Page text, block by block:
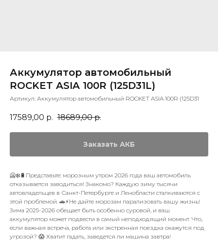
Аккумулятор автомобильный
ROCKET ASIA 100R (125D31L)
Артикул: Аккумулятор автомобильный ROCKET ASIA 100R (125D31
17589,00 р. 18689,00 р.
Заказать АКБ
🥶❄️🔋Представьте: морозным утром 2026 года ваш автомобиль
отказывается заводиться! Знакомо? Каждую зиму тысячи
автовладельцев в Санкт-Петербурге и Ленобласти сталкиваются с
этой проблемой. 🚗⚡️Не дайте морозам парализовать вашу жизнь!
Зима 2025-2026 обещает быть особенно суровой, и ваш
аккумулятор может подвести в самый неподходящий момент. Что,
если важная встреча, работа или экстренная поездка окажутся под
угрозой? 😱 Хватит гадать, заведется ли машина завтра!